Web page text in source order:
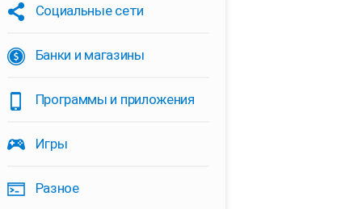
Социальные сети
Банки и магазины
Программы и приложения
Игры
Разное